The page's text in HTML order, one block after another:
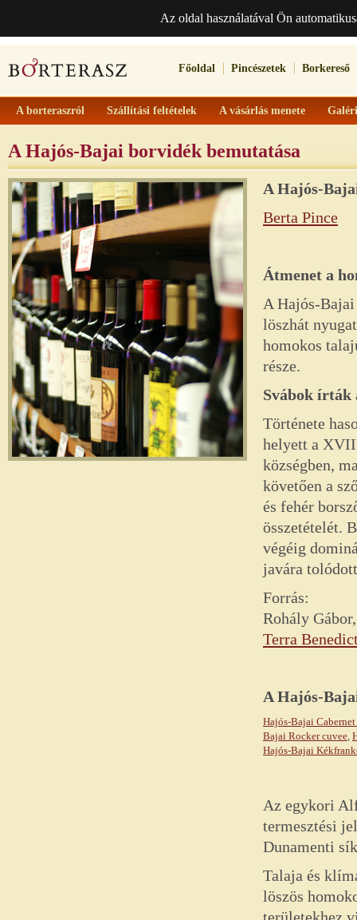
Az oldal használatával Ön
Főoldal Pincészetek Borkereső
A borteraszról Szállítási feltételek A vásárlás menete
A Hajós-Bajai borvidék bemutatása
A Hajós-
Berta Pince
Átmenet a
A Hajós-
löszhát
homokos
része.
Svábok írták
Története
helyett a
községben,
követően a
és fehér
összetételét.
végéig
javára
Forrás:
Rohály
Terra
A Hajós-
Hajós-Bajai Cabernet
Bajai Rocker cuvee,
Hajós-Bajai
Az egykori
termesztési
Dunamenti
Talaja és
löszös